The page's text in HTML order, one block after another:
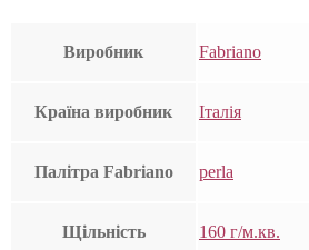
Виробник Fabriano
Країна виробник Італія
Палітра Fabriano perla
Щільність 160 г/м.кв.